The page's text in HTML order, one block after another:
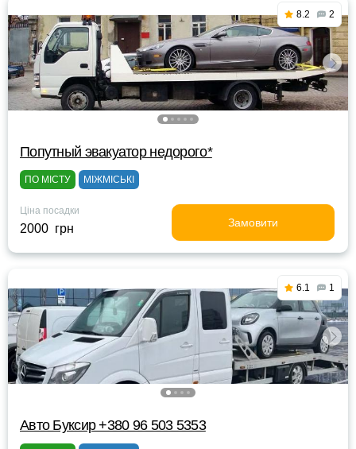
8.2 2
Попутный эвакуатор недорого*
ПО МІСТУ МІЖМІСЬКІ
Ціна посадки
2000 грн Замовити
6.1 1
Авто Буксир +380 96 503 5353